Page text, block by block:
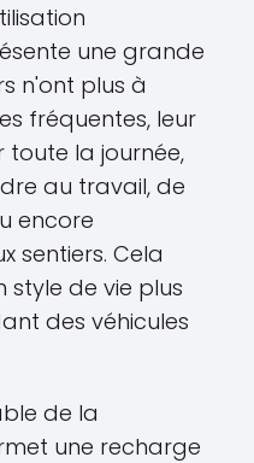
une grande
n'ont plus à
fréquentes, leur
la journée,
au travail, de
encore
sentiers. Cela
style de vie plus
des véhicules
de la
une recharge